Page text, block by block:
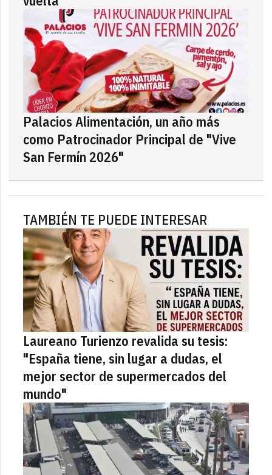
Palacios Alimentación, un año más
como Patrocinador Principal de "Vive
San Fermín 2026"
TAMBIÉN TE PUEDE INTERESAR
Laureano Turienzo revalida su tesis:
"España tiene, sin lugar a dudas, el
mejor sector de supermercados del
mundo"